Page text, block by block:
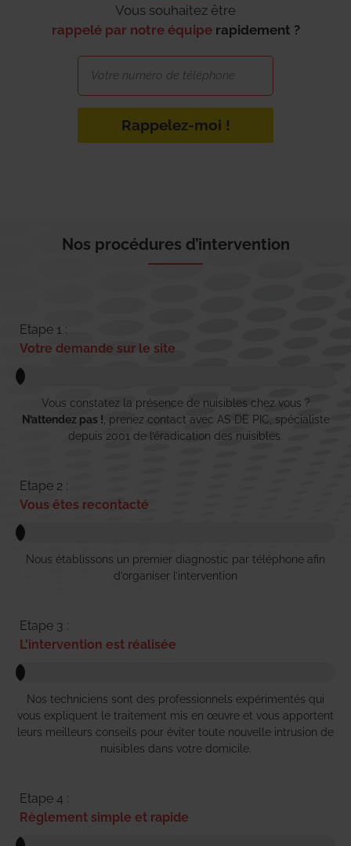
Vous souhaitez être
rappelé par notre équipe rapidement ?
Rappelez-moi !
Nos procédures d’intervention
Etape 1 :
Votre demande sur le site
Vous constatez la présence de nuisibles chez vous ?
N’attendez pas ! , prenez contact avec AS DE PIC, spécialiste
depuis 2001 de l’éradication des nuisibles.
Etape 2 :
Vous êtes recontacté
Nous établissons un premier diagnostic par téléphone afin
d’organiser l’intervention
Etape 3 :
L'intervention est réalisée
Nos techniciens sont des professionnels expérimentés qui
vous expliquent le traitement mis en œuvre et vous apportent
leurs meilleurs conseils pour éviter toute nouvelle intrusion de
nuisibles dans votre domicile.
Etape 4 :
Règlement simple et rapide